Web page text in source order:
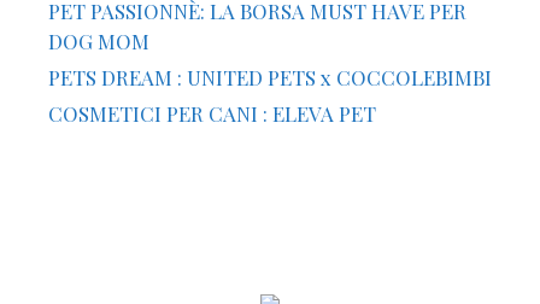
PET PASSIONNÈ: LA BORSA MUST HAVE PER
DOG MOM
PETS DREAM : UNITED PETS x COCCOLEBIMBI
COSMETICI PER CANI : ELEVA PET